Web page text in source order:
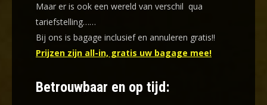
Maar er is ook een wereld van verschil qua
tariefstelling……
Bij ons is bagage inclusief en annuleren gratis!!
Prijzen zijn all-in, gratis uw bagage mee!
Betrouwbaar en op tijd: